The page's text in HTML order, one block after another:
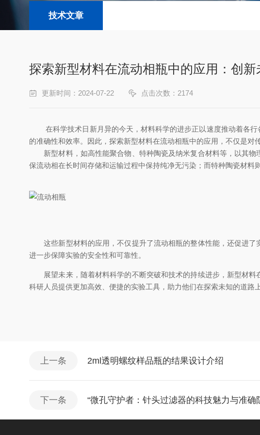
技术文章
探索新型材料在流动相瓶中的应用：创新
更新时间：2024-07-22 点击次数：2174
在科学技术日新月异的今天，材料科学的进步正以速度推动着各行
的准确性和效率。因此，探索新型材料在流动相瓶中的应用，不仅是对
新型材料，如高性能聚合物、特种陶瓷及纳米复合材料等，以其物
保流动相在长时间存储和运输过程中保持纯净无污染；而特种陶瓷材料
这些新型材料的应用，不仅提升了流动相瓶的整体性能，还促进了
进一步保障实验的安全性和可靠性。
展望未来，随着材料科学的不断突破和技术的持续进步，新型材料
科研人员提供更加高效、便捷的实验工具，助力他们在探索未知的道路
上一条 2ml透明螺纹样品瓶的结果设计介绍
下一条 “微孔守护者：针头过滤器的科技魅力与准确